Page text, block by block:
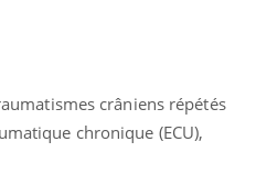
crâniens répétés
chronique (ECU),